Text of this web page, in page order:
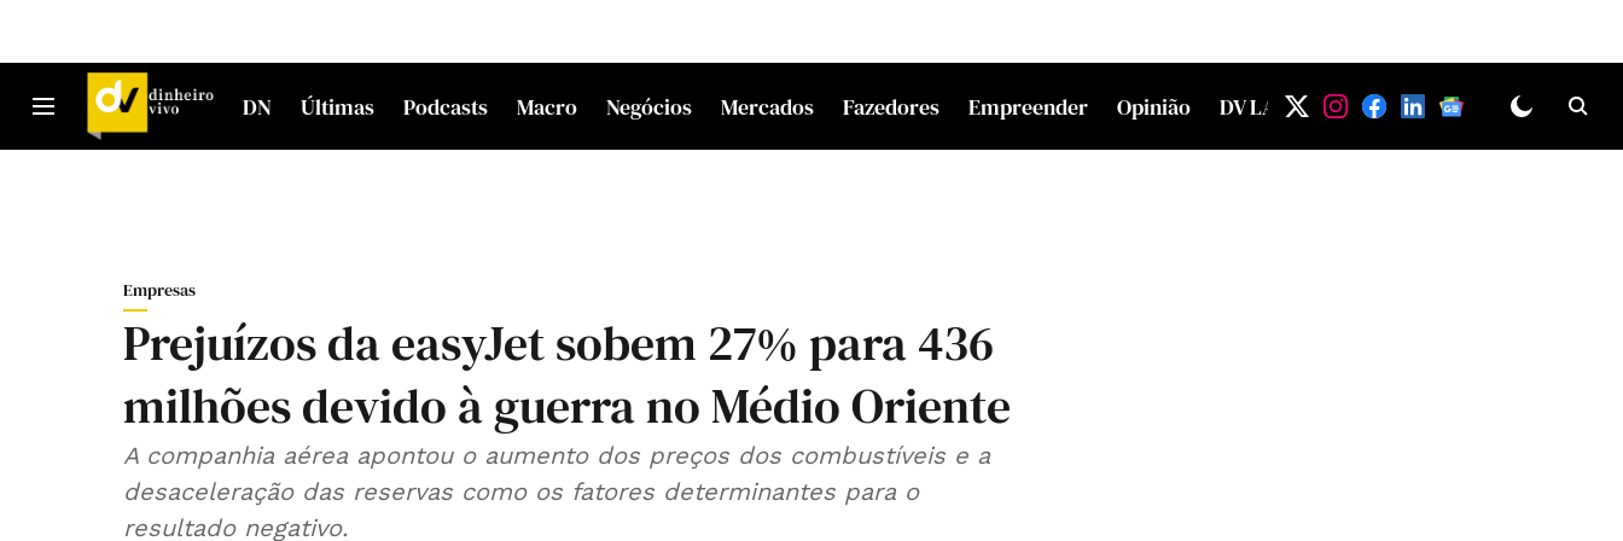
DN Últimas Podcasts Macro Negócios Mercados Fazedores Empreender Opinião DV LAB
Empresas
Prejuízos da easyJet sobem 27% para 436
milhões devido à guerra no Médio Oriente
A companhia aérea apontou o aumento dos preços dos combustíveis e a
desaceleração das reservas como os fatores determinantes para o
resultado negativo.